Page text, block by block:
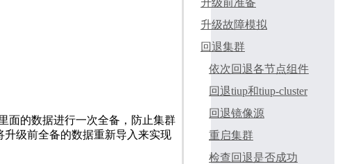
面的数据进行一次全备，防止集群
级前全备的数据重新导入来实现
升级故障模拟
回退集群
依次回退各节点组件
回退tiup和tiup-cluster
回退镜像源
重启集群
检查回退是否成功